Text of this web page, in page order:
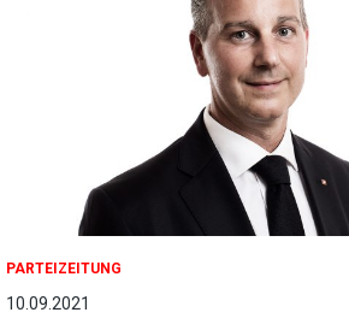
PARTEIZEITUNG
10.09.2021